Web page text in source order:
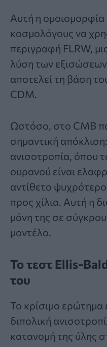
Αυτή η ομοιομορφία
κοσμολόγους να
περιγραφή FLRW,
λύση των
αποτελεί τη βάση
CDM.
Ωστόσο, στο CMB
σημαντική
ανισοτροπία, όπου
ουρανού είναι
αντίθετο
προς χίλια. Αυτή η
μόνη της σε
μοντέλο.
Το τεστ Ellis-
του
Το κρίσιμο ερώτημα
διπολική
κατανομή της ύλης